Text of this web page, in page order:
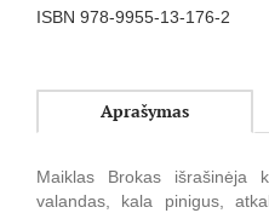
ISBN 978-9955-13-176-2
Aprašymas
Maiklas Brokas išrašinėja
valandas, kala pinigus,